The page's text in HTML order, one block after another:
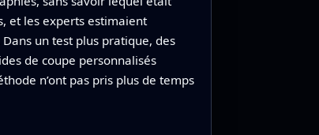
et les experts estimaient
un test plus pratique, des
de coupe personnalisés
n’ont pas pris plus de temps